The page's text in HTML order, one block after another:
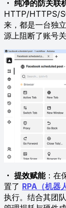
・ 纯净的防关联
HTTP/HTTPS/
来，都是一台独
源上阻断了账号关
・ 提效赋能：在
置了 RPA（机器
执行。结合其团